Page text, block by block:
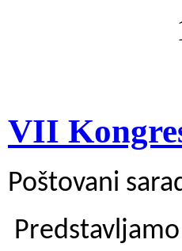
VII
Poštovani